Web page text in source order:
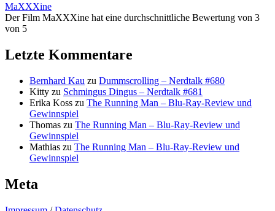
MaXXXine
Der Film MaXXXine hat eine durchschnittliche Bewertung von 3
von 5
Letzte Kommentare
Bernhard Kau zu Dummscrolling – Nerdtalk #680
Kitty zu Schmingus Dingus – Nerdtalk #681
Erika Koss zu The Running Man – Blu-Ray-Review und
Gewinnspiel
Thomas zu The Running Man – Blu-Ray-Review und
Gewinnspiel
Mathias zu The Running Man – Blu-Ray-Review und
Gewinnspiel
Meta